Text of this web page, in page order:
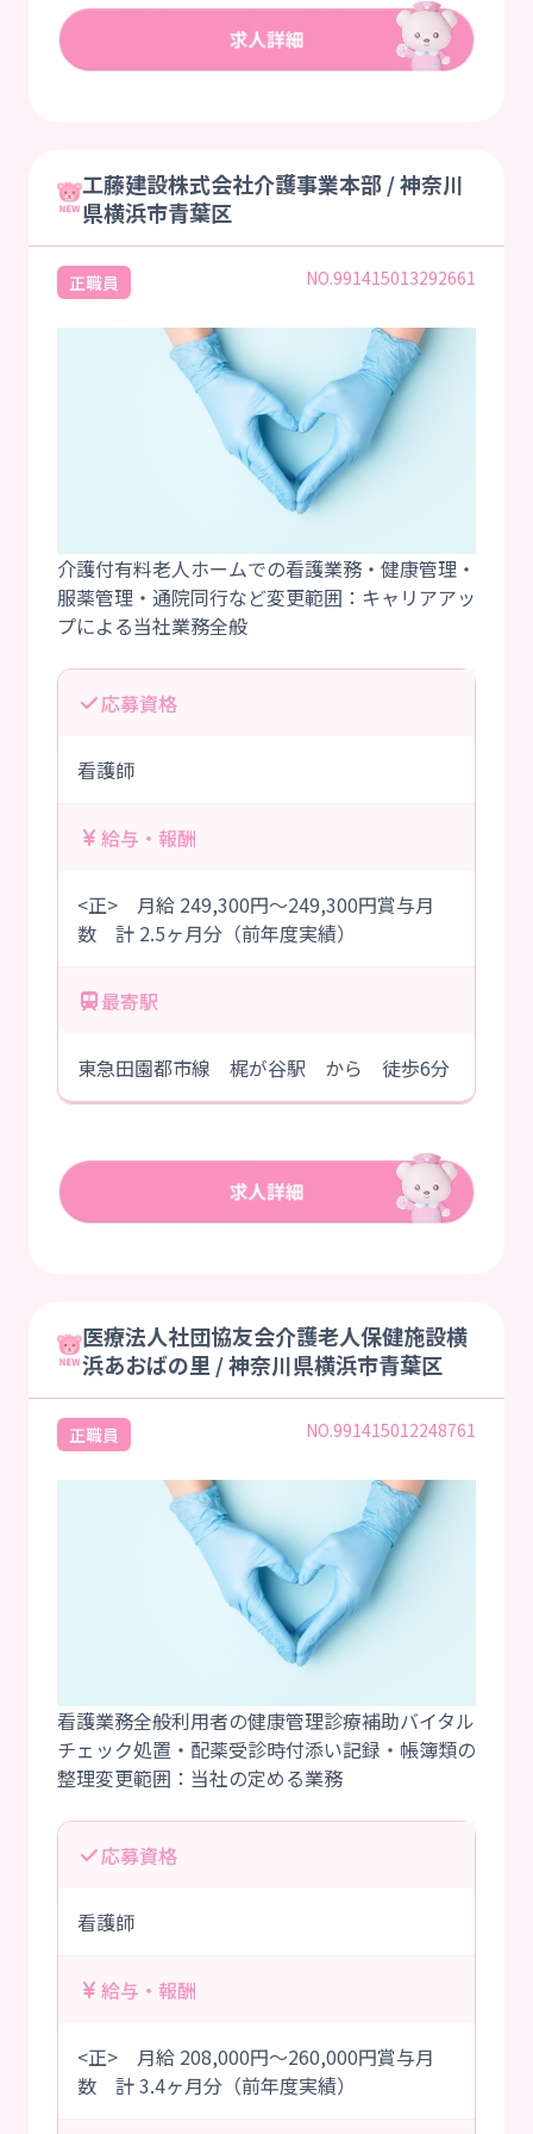
工藤建設株式会社介護事業本部 / 神奈川
県横浜市青葉区
正職員 NO.991415013292661
介護付有料老人ホームでの看護業務・健康管理・
服薬管理・通院同行など変更範囲：キャリアアッ
応募資格
看護師
給与・報酬
<正> 月給 249,300円～249,300円賞与月
数 計 2.5ヶ月分（前年度実績）
最寄駅
東急田園都市線 梶が谷駅 から 徒歩6分
医療法人社団協友会介護老人保健施設横
浜あおばの里 / 神奈川県横浜市青葉区
正職員 NO.991415012248761
看護業務全般利用者の健康管理診療補助バイタル
チェック処置・配薬受診時付添い記録・帳簿類の
応募資格
看護師
給与・報酬
<正> 月給 208,000円～260,000円賞与月
数 計 3.4ヶ月分（前年度実績）